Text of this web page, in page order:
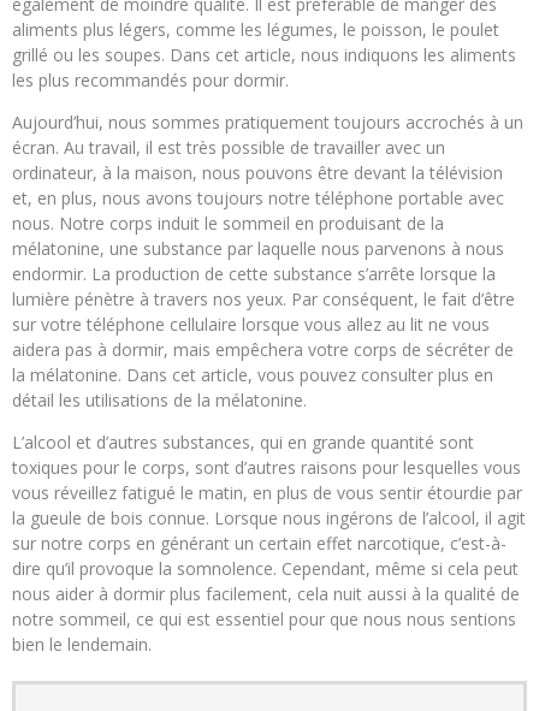
aliments plus légers, comme les légumes, le poisson, le poulet
grillé ou les soupes. Dans cet article, nous indiquons les aliments
les plus recommandés pour dormir.
Aujourd’hui, nous sommes pratiquement toujours accrochés à un
écran. Au travail, il est très possible de travailler avec un
ordinateur, à la maison, nous pouvons être devant la télévision
et, en plus, nous avons toujours notre téléphone portable avec
nous. Notre corps induit le sommeil en produisant de la
mélatonine, une substance par laquelle nous parvenons à nous
endormir. La production de cette substance s’arrête lorsque la
lumière pénètre à travers nos yeux. Par conséquent, le fait d’être
sur votre téléphone cellulaire lorsque vous allez au lit ne vous
aidera pas à dormir, mais empêchera votre corps de sécréter de
la mélatonine. Dans cet article, vous pouvez consulter plus en
détail les utilisations de la mélatonine.
L’alcool et d’autres substances, qui en grande quantité sont
toxiques pour le corps, sont d’autres raisons pour lesquelles vous
vous réveillez fatigué le matin, en plus de vous sentir étourdie par
la gueule de bois connue. Lorsque nous ingérons de l’alcool, il agit
sur notre corps en générant un certain effet narcotique, c’est-à-
dire qu’il provoque la somnolence. Cependant, même si cela peut
nous aider à dormir plus facilement, cela nuit aussi à la qualité de
notre sommeil, ce qui est essentiel pour que nous nous sentions
bien le lendemain.